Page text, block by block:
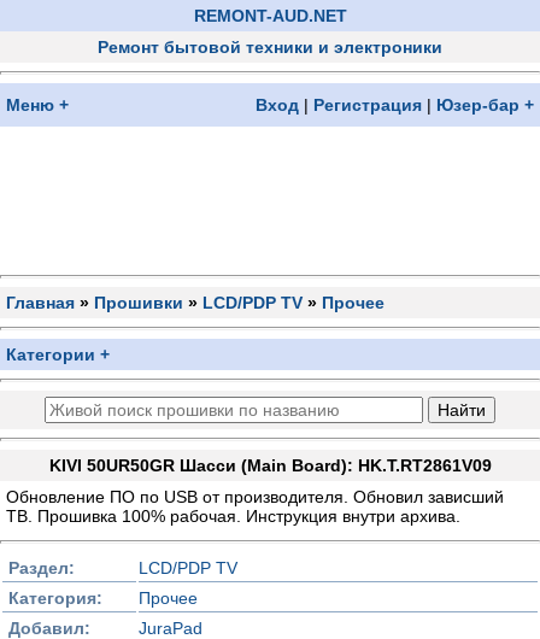
REMONT-AUD.NET
Ремонт бытовой техники и электроники
Меню + Вход | Регистрация | Юзер-бар +
Главная » Прошивки » LCD/PDP TV » Прочее
Категории +
KIVI 50UR50GR Шасси (Main Board): HK.T.RT2861V09
Обновление ПО по USB от производителя. Обновил зависший
ТВ. Прошивка 100% рабочая. Инструкция внутри архива.
Раздел:
LCD/PDP TV
Категория:
Прочее
Добавил:
JuraPad